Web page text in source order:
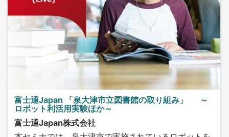
富士通Japan 「泉大津市立図書館の取り組み」 ～
ロボット利活用実験ほか～
富士通Japan株式会社